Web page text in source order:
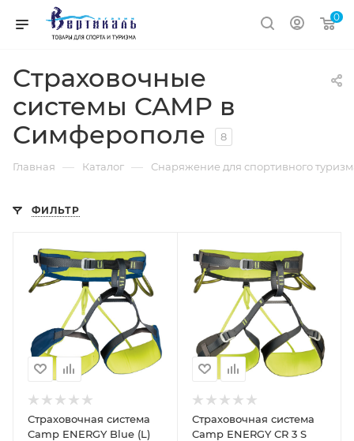
0
Страховочные
системы CAMP в
Симферополе
8
Главная — Каталог — Снаряжение для спортивного
ФИЛЬТР
Страховочная система
Camp ENERGY Blue (L)
Страховочная система
Camp ENERGY СR 3 S